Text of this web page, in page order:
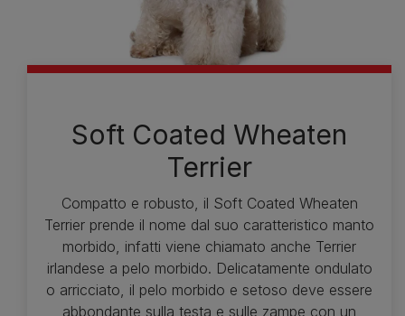
Soft Coated Wheaten
Terrier
Compatto e robusto, il Soft Coated Wheaten
Terrier prende il nome dal suo caratteristico manto
morbido, infatti viene chiamato anche Terrier
irlandese a pelo morbido. Delicatamente ondulato
o arricciato, il pelo morbido e setoso deve essere
abbondante sulla testa e sulle zampe con un